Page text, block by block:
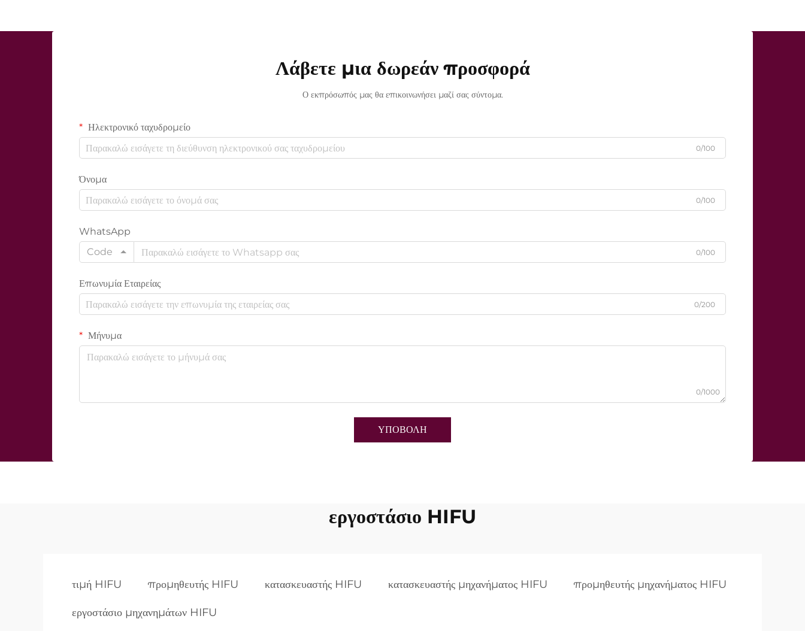
Λάβετε μια δωρεάν προσφορά
Ο εκπρόσωπός μας θα επικοινωνήσει μαζί σας σύντομα.
Ηλεκτρονικό ταχυδρομείο
0/100
Όνομα
0/100
WhatsApp
Code
0/100
Επωνυμία Εταιρείας
0/200
Μήνυμα
0/1000
ΥΠΟΒΟΛΗ
εργοστάσιο HIFU
τιμή HIFU προμηθευτής HIFU κατασκευαστής HIFU κατασκευαστής μηχανήματος HIFU προμηθευτής μηχανήματος HIFU
εργοστάσιο μηχανημάτων HIFU